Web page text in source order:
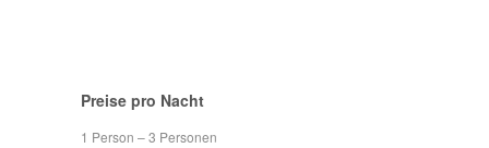
Preise pro Nacht
1 Person – 3 Personen